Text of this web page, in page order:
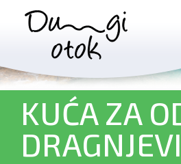
Salta al contenuto
KUĆA ZA